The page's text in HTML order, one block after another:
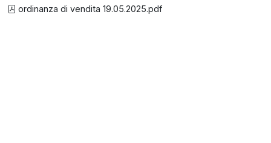
ordinanza di vendita 19.05.2025.pdf